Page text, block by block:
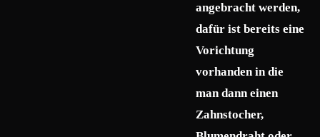
angebracht werden,
dafür ist bereits eine
Vorichtung
vorhanden in die
man dann einen
Zahnstocher,